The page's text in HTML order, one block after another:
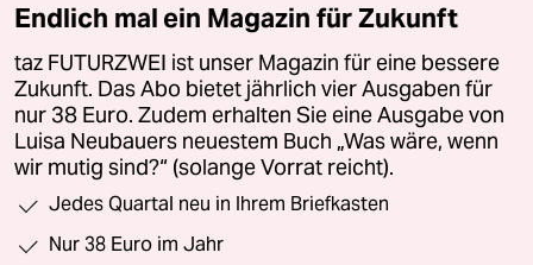
Endlich mal ein Magazin für Zukunft
taz FUTURZWEI ist unser Magazin für eine bessere
Zukunft. Das Abo bietet jährlich vier Ausgaben für
nur 38 Euro. Zudem erhalten Sie eine Ausgabe von
Luisa Neubauers neuestem Buch „Was wäre, wenn
wir mutig sind?“ (solange Vorrat reicht).
Jedes Quartal neu in Ihrem Briefkasten
Nur 38 Euro im Jahr